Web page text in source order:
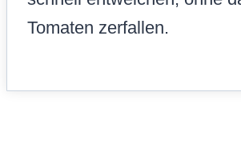
Tomaten zerfallen.